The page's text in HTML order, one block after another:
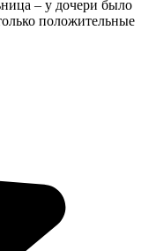
– у дочери было
положительные